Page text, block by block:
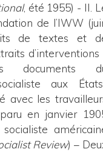
, été 1955) - II.
de l’IWW
de textes et
d’interventions
documents
aux
avec les
en janvier
Review) –